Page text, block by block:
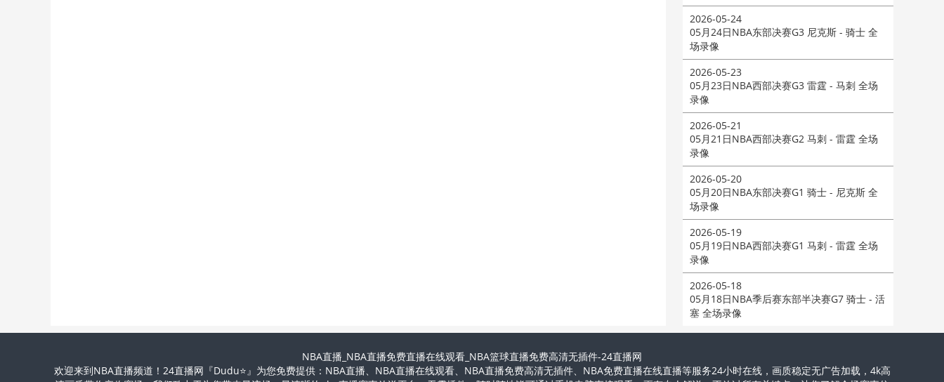
2026-05-24
05月24日NBA东部决赛G3 尼克斯 - 骑士 全
场录像
2026-05-23
05月23日NBA西部决赛G3 雷霆 - 马刺 全场
录像
2026-05-21
05月21日NBA西部决赛G2 马刺 - 雷霆 全场
录像
2026-05-20
05月20日NBA东部决赛G1 骑士 - 尼克斯 全
场录像
2026-05-19
05月19日NBA西部决赛G1 马刺 - 雷霆 全场
录像
2026-05-18
05月18日NBA季后赛东部半决赛G7 骑士 - 活
塞 全场录像
NBA直播_NBA直播免费直播在线观看_NBA篮球直播免费高清无插件-24直播网
欢迎来到NBA直播频道！24直播网『Dudu⭐』为您免费提供：NBA直播、NBA直播在线观看、NBA直播免费高清无插件、NBA免费直播在线直播等服务24小时在线，画质稳定无广告加载，4k高